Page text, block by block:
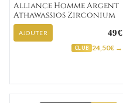
Alliance Homme Argent
Athawassios Zirconium
AJOUTER 49€
CLUB 24,50€ →